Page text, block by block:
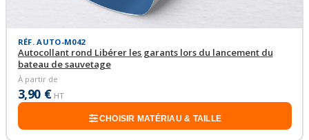
RÉF. AUTO-M042
Autocollant rond Libérer les garants lors du lancement du
bateau de sauvetage
À partir de
3,90 € HT
CHOISIR MATÉRIAU & TAILLE